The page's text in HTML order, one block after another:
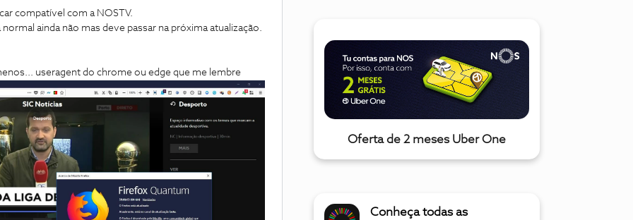
compatível com a NOSTV.
ainda não mas deve passar na próxima atualização.
useragent do chrome ou edge que me lembre
Oferta de 2 meses Uber One
Conheça todas as